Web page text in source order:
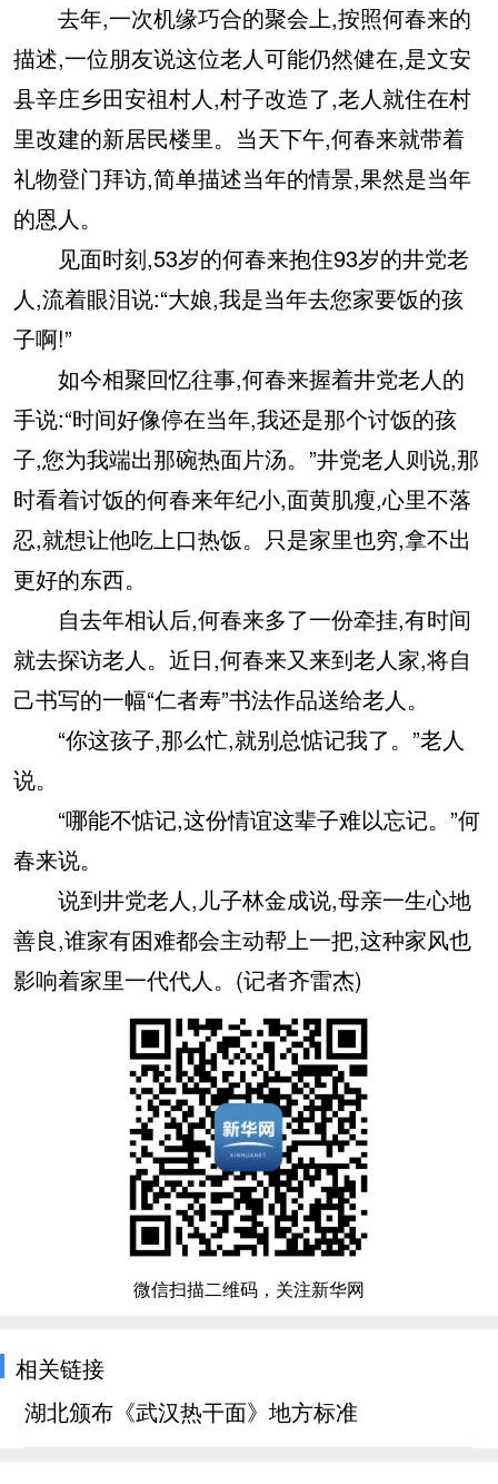
去年,一次机缘巧合的聚会上,按照何春来的
描述,一位朋友说这位老人可能仍然健在,是文安
县辛庄乡田安祖村人,村子改造了,老人就住在村
里改建的新居民楼里。当天下午,何春来就带着
礼物登门拜访,简单描述当年的情景,果然是当年
的恩人。
见面时刻,53岁的何春来抱住93岁的井党老
人,流着眼泪说:“大娘,我是当年去您家要饭的孩
子啊!”
如今相聚回忆往事,何春来握着井党老人的
手说:“时间好像停在当年,我还是那个讨饭的孩
子,您为我端出那碗热面片汤。”井党老人则说,那
时看着讨饭的何春来年纪小,面黄肌瘦,心里不落
忍,就想让他吃上口热饭。只是家里也穷,拿不出
更好的东西。
自去年相认后,何春来多了一份牵挂,有时间
就去探访老人。近日,何春来又来到老人家,将自
己书写的一幅“仁者寿”书法作品送给老人。
“你这孩子,那么忙,就别总惦记我了。”老人
说。
“哪能不惦记,这份情谊这辈子难以忘记。”何
春来说。
说到井党老人,儿子林金成说,母亲一生心地
善良,谁家有困难都会主动帮上一把,这种家风也
影响着家里一代代人。(记者齐雷杰)
微信扫描二维码，关注新华网
相关链接
湖北颁布《武汉热干面》地方标准